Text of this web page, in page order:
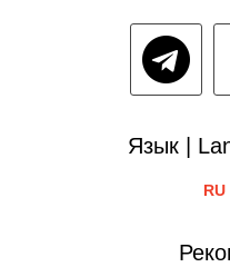
Язык |
RU